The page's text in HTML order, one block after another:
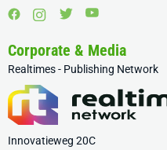
Corporate & Media
Realtimes - Publishing Network
Innovatieweg 20C